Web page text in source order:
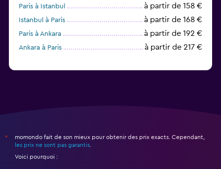
Paris à Istanbul à partir de 158 €
Istanbul à Paris à partir de 168 €
Paris à Ankara à partir de 192 €
Ankara à Paris à partir de 217 €
*
momondo fait de son mieux pour obtenir des prix exacts. Cependant,
les prix ne sont pas garantis
Voici pourquoi :